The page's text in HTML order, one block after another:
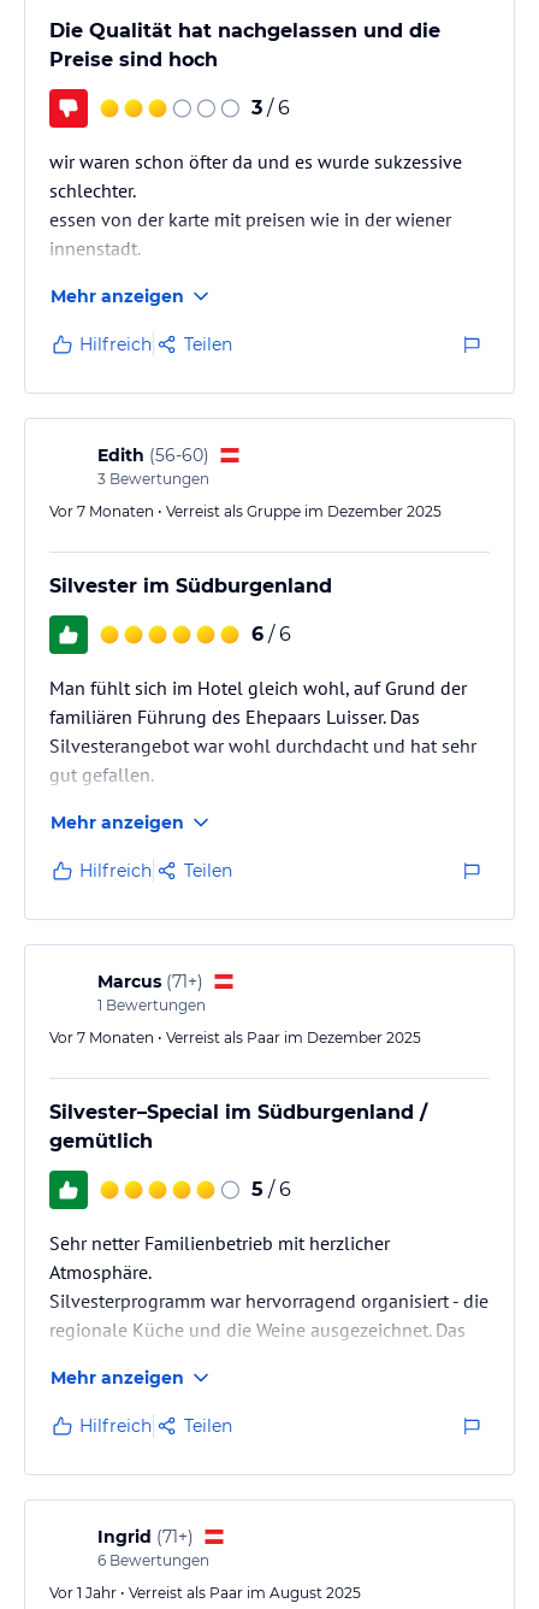
Die Qualität hat nachgelassen und die
Preise sind hoch
3 / 6
wir waren schon öfter da und es wurde sukzessive
schlechter.
essen von der karte mit preisen wie in der wiener
innenstadt.
Mehr anzeigen
Hilfreich Teilen
Edith (56-60)
3 Bewertungen
Vor 7 Monaten • Verreist als Gruppe im Dezember 2025
Silvester im Südburgenland
6 / 6
Man fühlt sich im Hotel gleich wohl, auf Grund der
familiären Führung des Ehepaars Luisser. Das
Silvesterangebot war wohl durchdacht und hat sehr
gut gefallen.
Mehr anzeigen
Hilfreich Teilen
Marcus (71+)
1 Bewertungen
Vor 7 Monaten • Verreist als Paar im Dezember 2025
Silvester–Special im Südburgenland /
gemütlich
5 / 6
Sehr netter Familienbetrieb mit herzlicher
Atmosphäre.
Silvesterprogramm war hervorragend organisiert - die
regionale Küche und die Weine ausgezeichnet. Das
Ideal für Gäste, die ruhige und genussvolle Tage im
Südburgenland verbringen möchten.
Mehr anzeigen
Hilfreich Teilen
Ingrid (71+)
6 Bewertungen
Vor 1 Jahr • Verreist als Paar im August 2025